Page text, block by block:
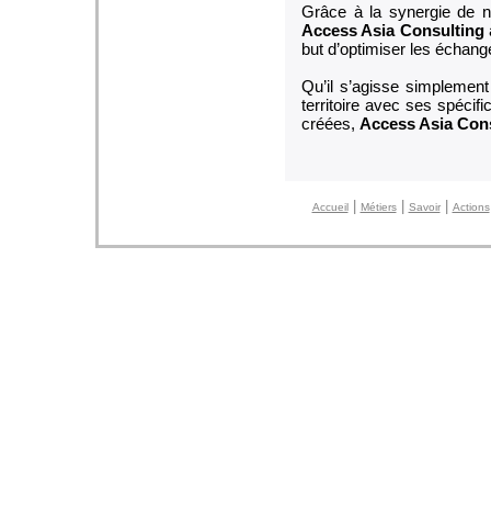
Grâce à la synergie de
Access Asia Consulting
but d’optimiser les
Qu’il s’agisse
territoire avec ses
créées, Access Asia
Accueil| Métiers| Savoir| Actions